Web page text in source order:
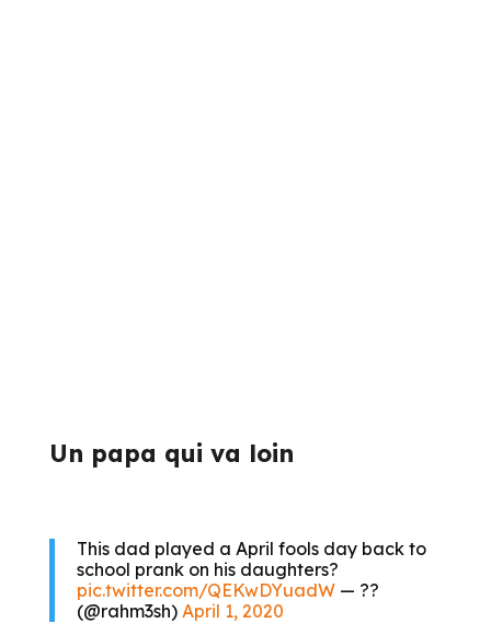
Un papa qui va loin
This dad played a April fools day back to
school prank on his daughters?
pic.twitter.com/QEKwDYuadW— ??
(@rahm3sh) April 1, 2020